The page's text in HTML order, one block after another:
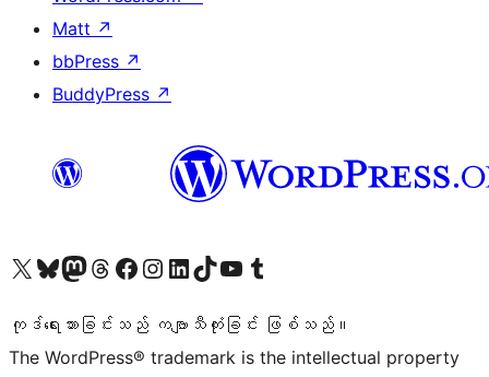
Matt ↗
bbPress ↗
BuddyPress ↗
ကျွန်ုပ်တို့၏ X (ယခင် Twitter) အကောင့်သို့ သွားရောက်ကြည့်ရှုပါကျွန်ုပ်တို့၏ Bluesky အကောင့်သို့ ဝင်ရောက်ကြည့်ရှုရန်
ကျွန်ုပ်တို့၏ Mastodon အကောင့်သို့ သွားရောက်ကြည့်ရှုပါကျွန်ုပ်တို့၏ Threads အကောင့်သို့ ဝင်ရောက်ကြည့်ရှုရန်
ကျွန်ုပ်တို့၏ Facebook စာမျက်နှာသို့ သွားရောက်ကြည့်ရှုပါကျွန်ုပ်တို့၏ Instagram အကောင့်သို့ သွားရောက်ကြည့်ရှုပါ ကျွန်ုပ်တို့၏ LinkedIn အကောင့်သို့ သွားရောက်ကြည့်ရှုပါကျွန်ုပ်တို့၏ TikTok အကောင့်သို့ ဝင်ရောက်ကြည့်ရှုရန်
ကျွန်ုပ်တို့၏ YouTube ချန်နယ်သို့ သွားရောက်ကြည့်ရှုပါ ကျွန်ုပ်တို့၏ Tumblr အကောင့်သို့ ဝင်ရောက်ကြည့်ရှုရန်
ကုဒ်ရေးသားခြင်းသည် ကဗျာသီကုံးခြင်း ဖြစ်သည်။
The WordPress® trademark is the intellectual property